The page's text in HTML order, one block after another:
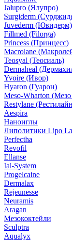
Jalupro (Ялупро)
Surgiderm
Juvederm (Ювидерм)
Fillmed (Filorga)
Princess (Принцесс)
Macrolane
Teosyal (Теосиаль)
Dermaheal
Yvoire (Ивор)
Hyaron (Гуарон)
Meso-Wharton
Restylane
Aespira
Наноиглы
Липолитики Lipo
Perfectha
Revofil
Ellanse
Ial-System
Progelcaine
Dermalax
Rejeunesse
Neuramis
Aragan
Мезококтейли
Sculptra
Aqualyx